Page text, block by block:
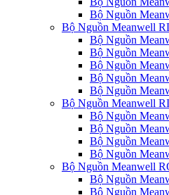
Bộ Nguồn
Bộ Nguồn Meanwell
Bộ Nguồn
Bộ Nguồn
Bộ Nguồn
Bộ Nguồn
Bộ Nguồn
Bộ Nguồn Meanwell
Bộ Nguồn
Bộ Nguồn
Bộ Nguồn
Bộ Nguồn
Bộ Nguồn Meanwell
Bộ Nguồn
Bộ Nguồn